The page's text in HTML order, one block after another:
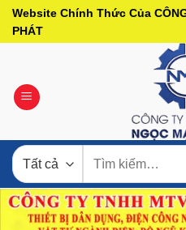
Bỏ
qua
Website Chính Thức Của
PHÁT
kiếm: